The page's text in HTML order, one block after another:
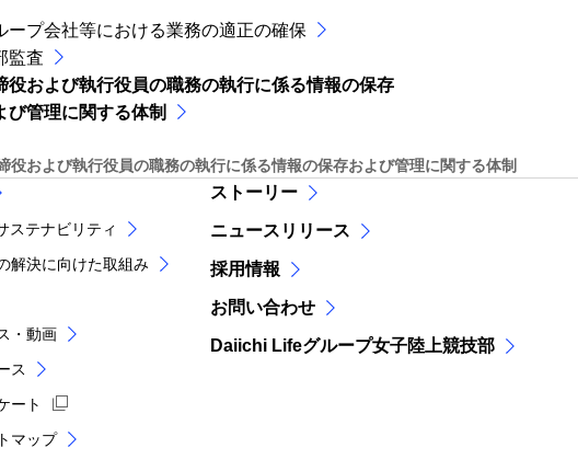
ープ会社等における業務の適正の確保
監査
役および執行役員の職務の執行に係る情報の保存
び管理に関する体制
役および執行役員の職務の執行に係る情報の保存および管理に関する体制
ステナビリティ
解決に向けた取組み
・動画
ス
ート
マップ
ストーリー
ニュースリリース
採用情報
お問い合わせ
Daiichi Lifeグループ女子陸上競技部